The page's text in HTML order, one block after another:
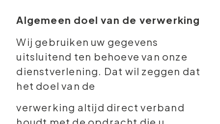
Algemeen doel van de verwerking
Wij gebruiken uw gegevens
uitsluitend ten behoeve van onze
dienstverlening. Dat wil zeggen dat
het doel van de
verwerking altijd direct verband